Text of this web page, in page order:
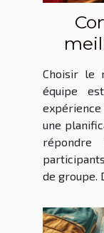
Choisir le
équipe
expérience
une
de groupe.